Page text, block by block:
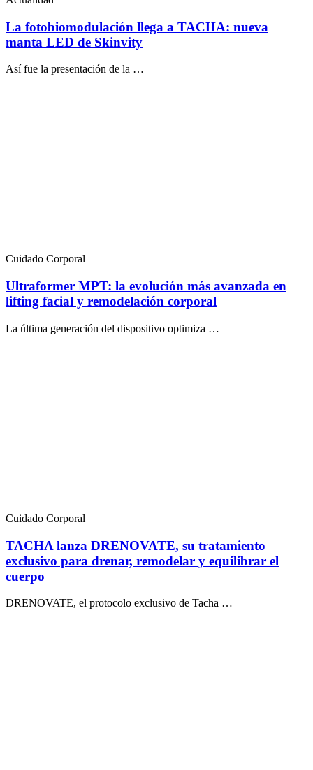
La fotobiomodulación llega a TACHA: nueva
manta LED de Skinvity
Así fue la presentación de la …
Cuidado Corporal
Ultraformer MPT: la evolución más avanzada en
lifting facial y remodelación corporal
La última generación del dispositivo optimiza …
Cuidado Corporal
TACHA lanza DRENOVATE, su tratamiento
exclusivo para drenar, remodelar y equilibrar el
cuerpo
DRENOVATE, el protocolo exclusivo de Tacha …